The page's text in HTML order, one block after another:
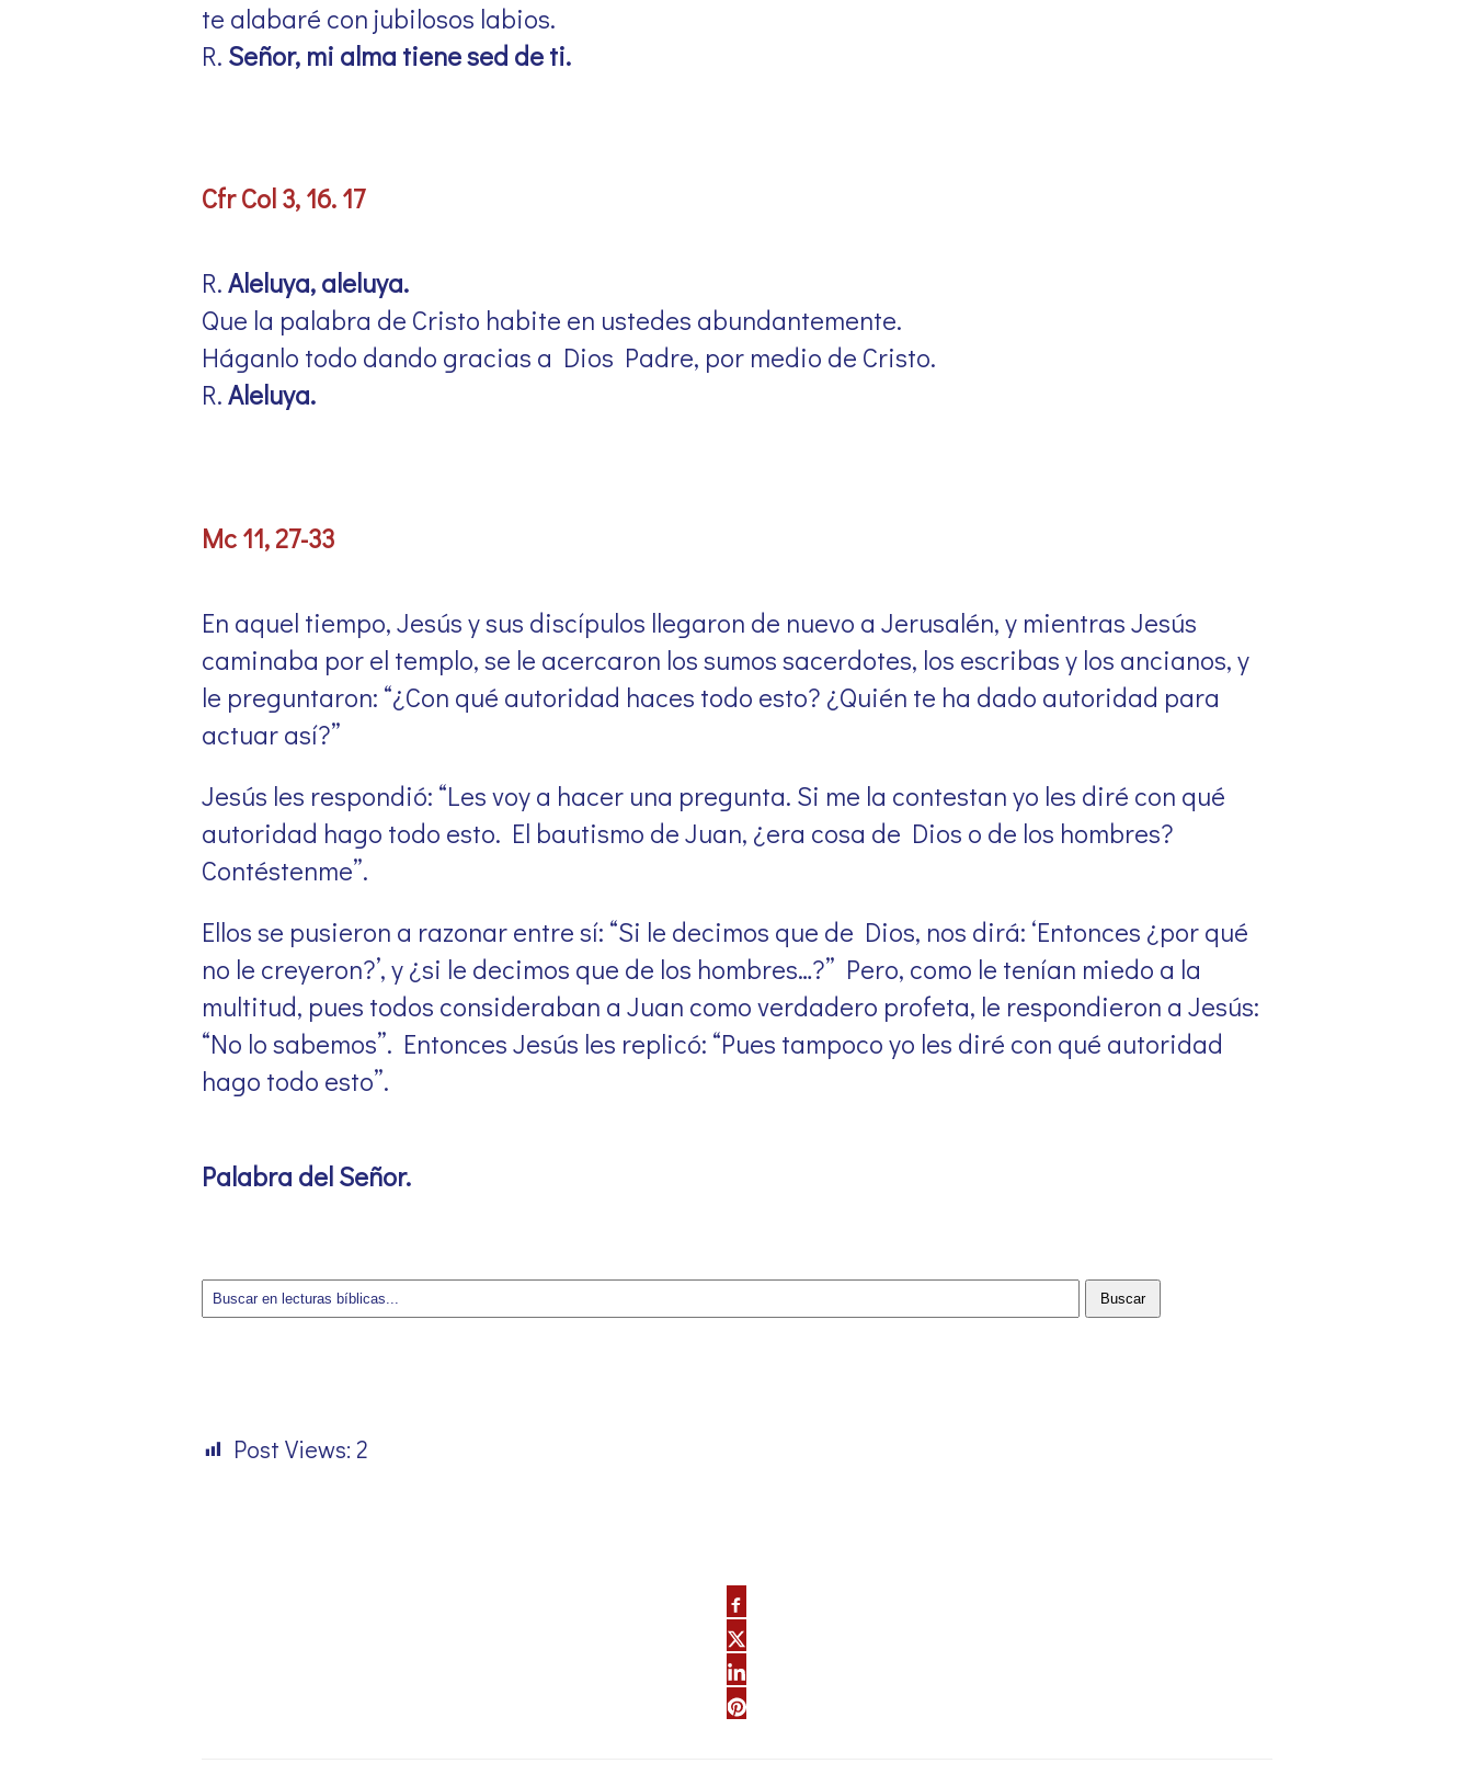
te alabaré con jubilosos labios.
R. Señor, mi alma tiene sed de ti.
Cfr Col 3, 16. 17
R.Aleluya, aleluya.
Que la palabra de Cristo habite en ustedes abundantemente.
Háganlo todo dando gracias a Dios Padre, por medio de Cristo.
R.Aleluya.
Mc 11, 27-33
En aquel tiempo, Jesús y sus discípulos llegaron de nuevo a Jerusalén, y mientras Jesús
caminaba por el templo, se le acercaron los sumos sacerdotes, los escribas y los ancianos, y
le preguntaron: “¿Con qué autoridad haces todo esto? ¿Quién te ha dado autoridad para
actuar así?”
Jesús les respondió: “Les voy a hacer una pregunta. Si me la contestan yo les diré con qué
autoridad hago todo esto. El bautismo de Juan, ¿era cosa de Dios o de los hombres?
Contéstenme”.
Ellos se pusieron a razonar entre sí: “Si le decimos que de Dios, nos dirá: ‘Entonces ¿por qué
no le creyeron?’, y ¿si le decimos que de los hombres…?” Pero, como le tenían miedo a la
multitud, pues todos consideraban a Juan como verdadero profeta, le respondieron a Jesús:
“No lo sabemos”. Entonces Jesús les replicó: “Pues tampoco yo les diré con qué autoridad
hago todo esto”.
Palabra del Señor.
Buscar
Post Views: 2